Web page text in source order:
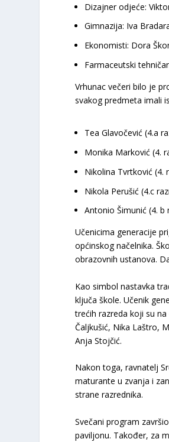
Dizajner odjeće:
Gimnazija: Iva
Ekonomisti: Dora
Farmaceutski
Vrhunac večeri bilo je
svakog predmeta imali
Tea Glavočević (4.a
Monika Marković (4.
Nikolina Tvrtković (4.
Nikola Perušić (4.c
Antonio Šimunić (4. b
​Učenicima generacije
općinskog načelnika.
obrazovnih ustanova.
​Kao simbol nastavka
ključa škole. Učenik
trećih razreda koji su
Čaljkušić, Nika Laštro,
Anja Stojčić.
​Nakon toga, ravnatelj
maturante u zvanja i
strane razrednika.
​Svečani program
paviljonu. Također, za